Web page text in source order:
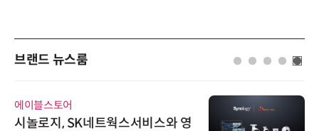
브랜드 뉴스룸
에이블스토어
시놀로지, SK네트웍스서비스와 영